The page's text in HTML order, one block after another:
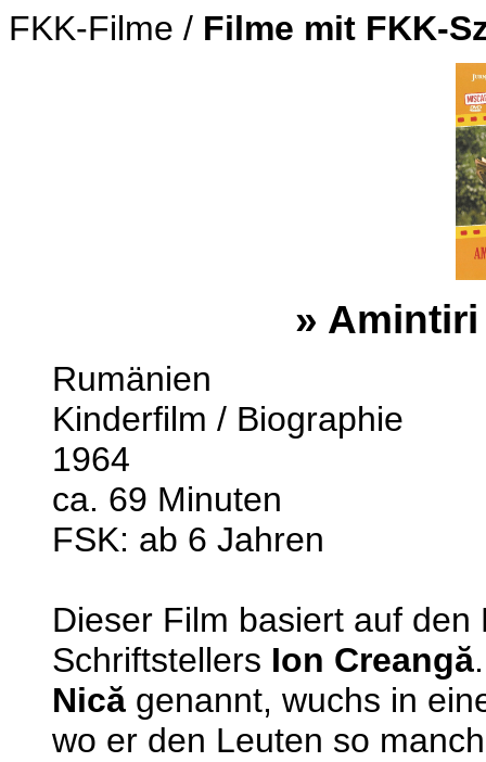
FKK-Filme / Filme mit FKK-
»
Rumänien
Kinderfilm / Biographie
1964
ca. 69 Minuten
FSK: ab 6 Jahren
Dieser Film basiert auf
Schriftstellers Ion Creangă
Nică genannt, wuchs in
wo er den Leuten so